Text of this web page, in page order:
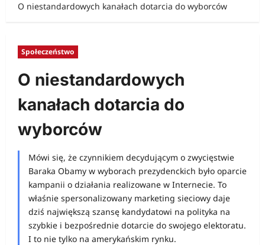
O niestandardowych kanałach dotarcia do wyborców
Społeczeństwo
O niestandardowych
kanałach dotarcia do
wyborców
Mówi się, że czynnikiem decydującym o zwycięstwie
Baraka Obamy w wyborach prezydenckich było oparcie
kampanii o działania realizowane w Internecie. To
właśnie spersonalizowany marketing sieciowy daje
dziś największą szansę kandydatowi na polityka na
szybkie i bezpośrednie dotarcie do swojego elektoratu.
I to nie tylko na amerykańskim rynku.